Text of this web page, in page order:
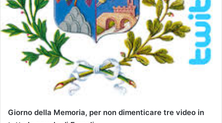
Giorno della Memoria, per non dimenticare tre video in